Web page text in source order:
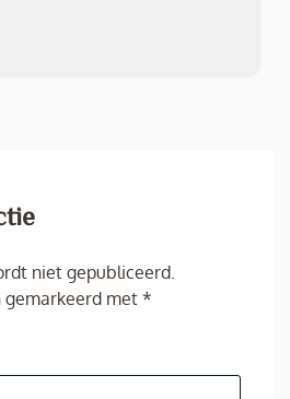
niet gepubliceerd.
gemarkeerd met *